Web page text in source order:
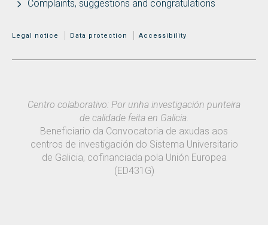
Complaints, suggestions and congratulations
MENÚ ADICIONAL
Legal notice Data protection Accessibility
Centro colaborativo: Por unha investigación punteira
de calidade feita en Galicia.
Beneficiario da Convocatoria de axudas aos
centros de investigación do Sistema Universitario
de Galicia, cofinanciada pola Unión Europea
(ED431G)